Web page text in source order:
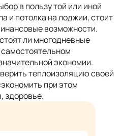
в пользу той или иной
и потолка на лоджии, стоит
возможности.
ли многодневные
экономии.
теплоизоляцию своей
при этом
здоровье.